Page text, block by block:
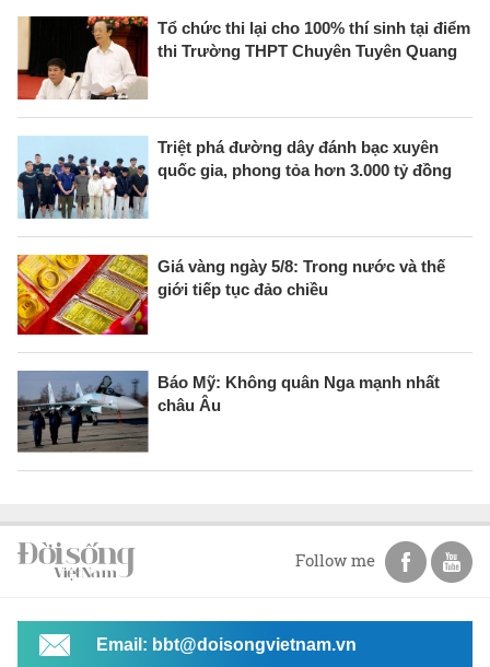
Tổ chức thi lại cho 100% thí sinh tại điểm
thi Trường THPT Chuyên Tuyên Quang
Triệt phá đường dây đánh bạc xuyên
quốc gia, phong tỏa hơn 3.000 tỷ đồng
Giá vàng ngày 5/8: Trong nước và thế
giới tiếp tục đảo chiều
Báo Mỹ: Không quân Nga mạnh nhất
châu Âu
Follow me
Email: bbt@doisongvietnam.vn